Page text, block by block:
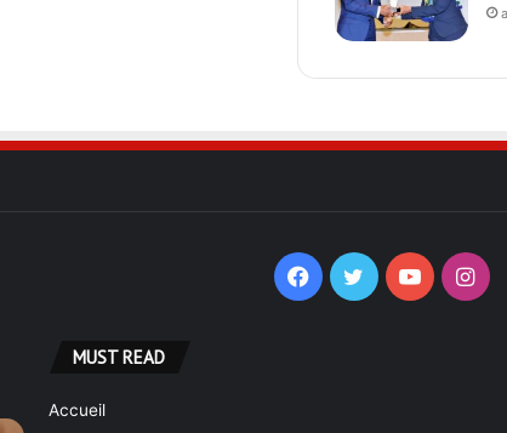
Facebook
TwitterYouTube
MUST READ
Accueil